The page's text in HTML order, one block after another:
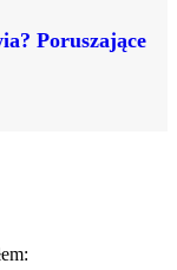
Poruszające